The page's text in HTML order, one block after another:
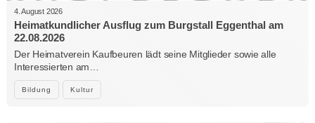
Bildung Kultur
4. August 2026
Heimatkundlicher Ausflug zum Burgstall Eggenthal am
22.08.2026
Der Heimatverein Kaufbeuren lädt seine Mitglieder sowie alle
Interessierten am…